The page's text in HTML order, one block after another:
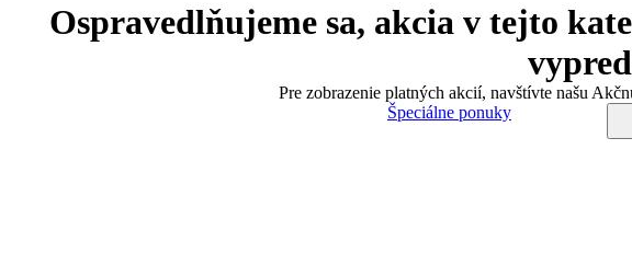
Ospravedlňujeme sa, akcia v tejto
Pre zobrazenie platných akcií, navštívte našu
Špeciálne ponuky